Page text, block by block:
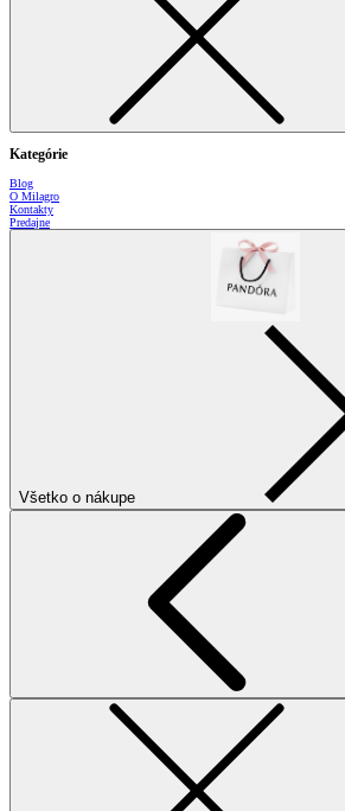
Kategórie
Blog
O Milagro
Kontakty
Predajne
Všetko o nákupe